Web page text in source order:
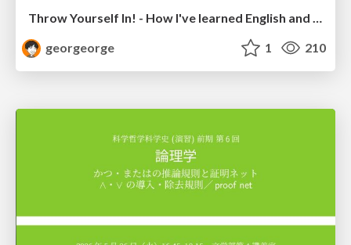
Throw Yourself In! - How I've learned English and What I'm Facing
georgeorge
1 210